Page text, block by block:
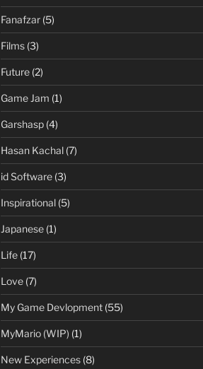
Fanafzar(5)
Films(3)
Future(2)
Game Jam (1)
Garshasp(4)
Hasan Kachal(7)
id Software(3)
Inspirational(5)
Japanese(1)
Life(17)
Love(7)
My Game Devlopment(55)
MyMario (WIP) (1)
New Experiences(8)